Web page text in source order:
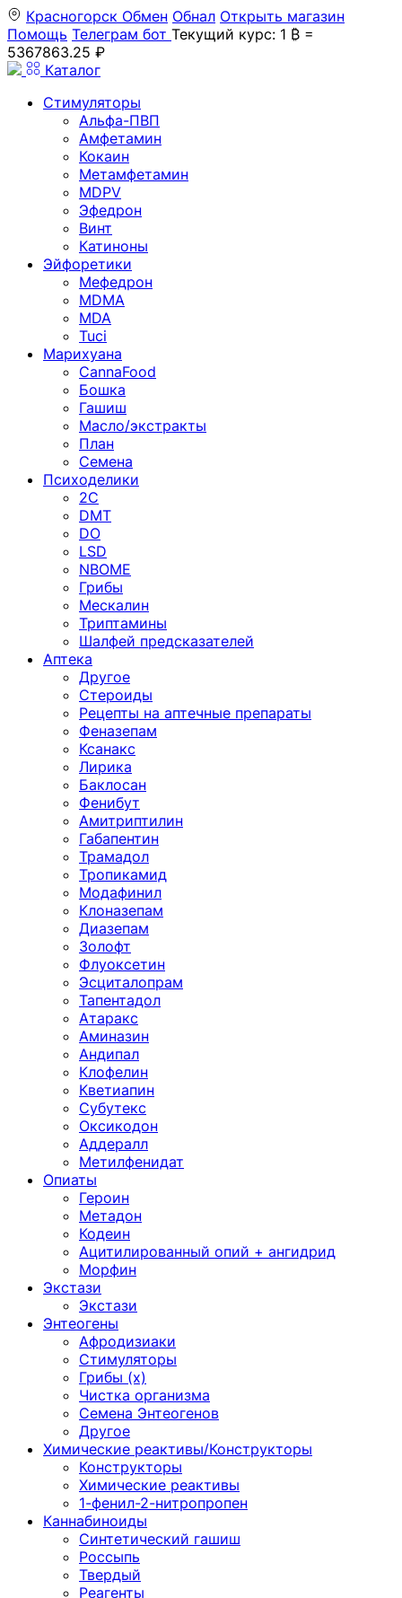
Красногорск Обмен Обнал Открыть магазин
Помощь Телеграм бот Текущий курс: 1 ₿ =
5367863.25 ₽
Каталог
Стимуляторы
Альфа-ПВП
Амфетамин
Кокаин
Метамфетамин
MDPV
Эфедрон
Винт
Катиноны
Эйфоретики
Мефедрон
MDMA
MDA
Tuci
Марихуана
CannaFood
Бошка
Гашиш
Масло/экстракты
План
Семена
Психоделики
2C
DMT
DO
LSD
NBOME
Грибы
Мескалин
Триптамины
Шалфей предсказателей
Аптека
Другое
Стероиды
Рецепты на аптечные препараты
Феназепам
Ксанакс
Лирика
Баклосан
Фенибут
Амитриптилин
Габапентин
Трамадол
Тропикамид
Модафинил
Клоназепам
Диазепам
Золофт
Флуоксетин
Эсциталопрам
Тапентадол
Атаракс
Аминазин
Андипал
Клофелин
Кветиапин
Субутекс
Оксикодон
Аддералл
Метилфенидат
Опиаты
Героин
Метадон
Кодеин
Ацитилированный опий + ангидрид
Морфин
Экстази
Экстази
Энтеогены
Афродизиаки
Стимуляторы
Грибы (х)
Чистка организма
Семена Энтеогенов
Другое
Химические реактивы/Конструкторы
Конструкторы
Химические реактивы
1-фенил-2-нитропропен
Каннабиноиды
Синтетический гашиш
Россыпь
Твердый
Реагенты